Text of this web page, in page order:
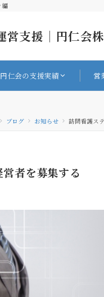
編
営支援｜円仁会
円仁会の支援実績 営
ブログ お知らせ 訪問看護ス
者を募集する